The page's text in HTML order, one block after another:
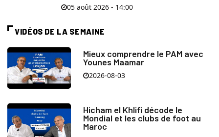
05 août 2026 - 14:00
VIDÉOS DE LA SEMAINE
Mieux comprendre le PAM avec
Younes Maamar
2026-08-03
Hicham el Khlifi décode le
Mondial et les clubs de foot au
Maroc